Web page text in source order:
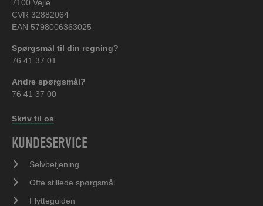
7100 Vejle
CVR 32882064
EAN 5798006363025
Spørgsmål til din regning?
76 41 37 01
Andre spørgsmål?
76 41 37 00
Skriv til os
KUNDESERVICE
Selvbetjening
Ofte stillede spørgsmål
Flytteguiden